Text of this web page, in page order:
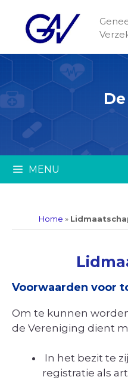
MENU
Home »
Voorwaarden voor
Om te kunnen
de Vereniging dient
In het bezit te
registratie als